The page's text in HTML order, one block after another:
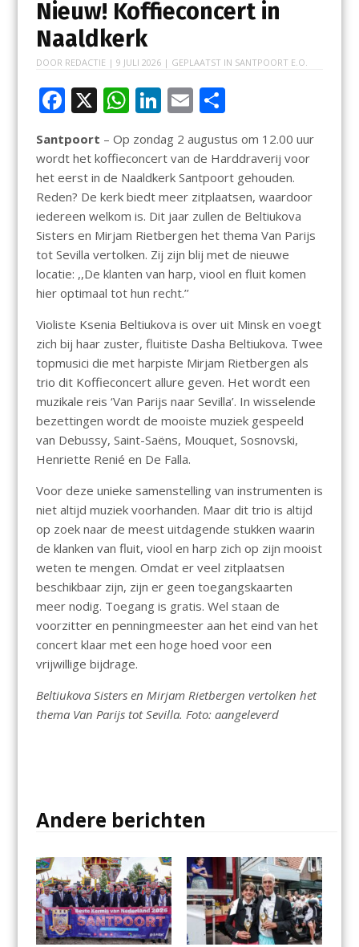
Nieuw! Koffieconcert in
Naaldkerk
DOOR REDACTIE | 9 JULI 2026| GEPLAATST IN SANTPOORT E.O.
F
e
b
o
o
k
X W
at
s
A
p
p
Li
k
e
dI
n
E
ai
l
D
e
n
Santpoort – Op zondag 2 augustus om 12.00 uur
wordt het koffieconcert van de Harddraverij voor
het eerst in de Naaldkerk Santpoort gehouden.
Reden? De kerk biedt meer zitplaatsen, waardoor
iedereen welkom is. Dit jaar zullen de Beltiukova
Sisters en Mirjam Rietbergen het thema Van Parijs
tot Sevilla vertolken. Zij zijn blij met de nieuwe
locatie: ,,De klanten van harp, viool en fluit komen
hier optimaal tot hun recht.’’
Violiste Ksenia Beltiukova is over uit Minsk en voegt
zich bij haar zuster, fluitiste Dasha Beltiukova. Twee
topmusici die met harpiste Mirjam Rietbergen als
trio dit Koffieconcert allure geven. Het wordt een
muzikale reis ‘Van Parijs naar Sevilla’. In wisselende
bezettingen wordt de mooiste muziek gespeeld
van Debussy, Saint-Saëns, Mouquet, Sosnovski,
Henriette Renié en De Falla.
Voor deze unieke samenstelling van instrumenten is
niet altijd muziek voorhanden. Maar dit trio is altijd
op zoek naar de meest uitdagende stukken waarin
de klanken van fluit, viool en harp zich op zijn mooist
weten te mengen. Omdat er veel zitplaatsen
beschikbaar zijn, zijn er geen toegangskaarten
meer nodig. Toegang is gratis. Wel staan de
voorzitter en penningmeester aan het eind van het
concert klaar met een hoge hoed voor een
vrijwillige bijdrage.
Beltiukova Sisters en Mirjam Rietbergen vertolken het
thema Van Parijs tot Sevilla. Foto: aangeleverd
Andere berichten